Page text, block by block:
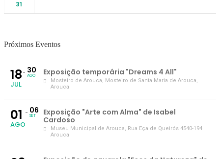
31
Próximos Eventos
18
JUL
30
AGO Exposição temporária "Dreams 4 All"
Mosteiro de Arouca, Mosteiro de Santa Maria de Arouca,
Arouca
01
AGO
06
SET
Exposição "Arte com Alma" de Isabel
Cardoso
Museu Municipal de Arouca, Rua Eça de Queirós 4540-194
Arouca